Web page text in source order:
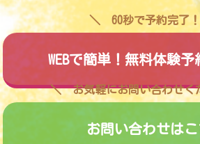
60秒で予約完了！
WEBで簡単！無料体験
お気軽にお問い合わせく
お問い合わせは